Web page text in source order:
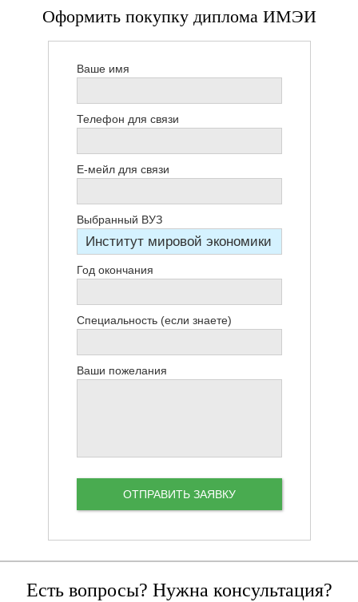
Оформить покупку диплома ИМЭИ
Ваше имя
Телефон для связи
Е-мейл для связи
Выбранный ВУЗ
Год окончания
Специальность (если знаете)
Ваши пожелания
Есть вопросы? Нужна консультация?